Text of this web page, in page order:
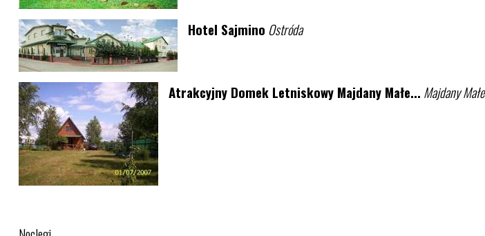
Hotel Sajmino Ostróda
Atrakcyjny Domek Letniskowy Majdany Małe... Majdany Małe